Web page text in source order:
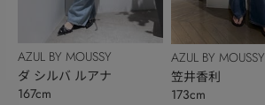
AZUL BY MOUSSY
ダ シルバ ルアナ
167cm
AZUL BY MOUSSY
笠井香利
173cm